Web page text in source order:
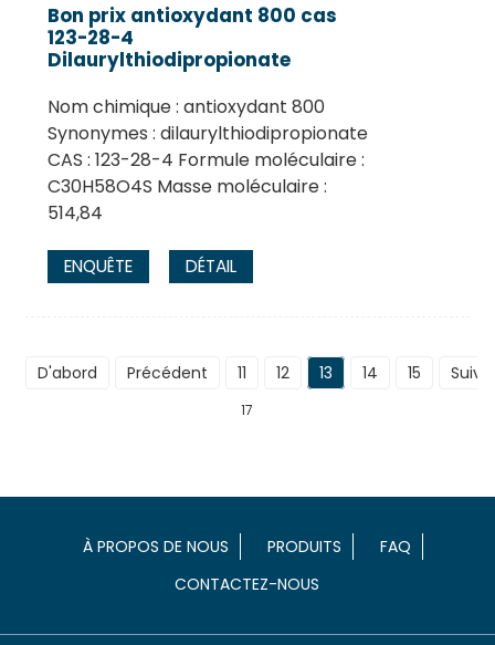
Bon prix antioxydant 800 cas
123-28-4
Dilaurylthiodipropionate
Nom chimique : antioxydant 800
Synonymes : dilaurylthiodipropionate
CAS : 123-28-4 Formule moléculaire :
C30H58O4S Masse moléculaire :
514,84
ENQUÊTE DÉTAIL
D'abord Précédent 11 12 13 14 15
17
À PROPOS DE NOUS PRODUITS
FAQ
CONTACTEZ-NOUS